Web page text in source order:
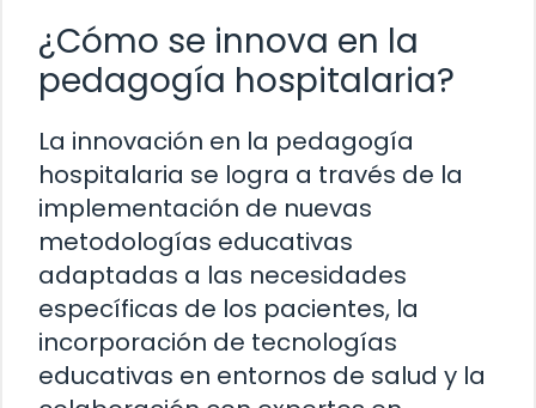
¿Cómo se innova en la
pedagogía hospitalaria?
La innovación en la pedagogía
hospitalaria se logra a través de la
implementación de nuevas
metodologías educativas
adaptadas a las necesidades
específicas de los pacientes, la
incorporación de tecnologías
educativas en entornos de salud y la